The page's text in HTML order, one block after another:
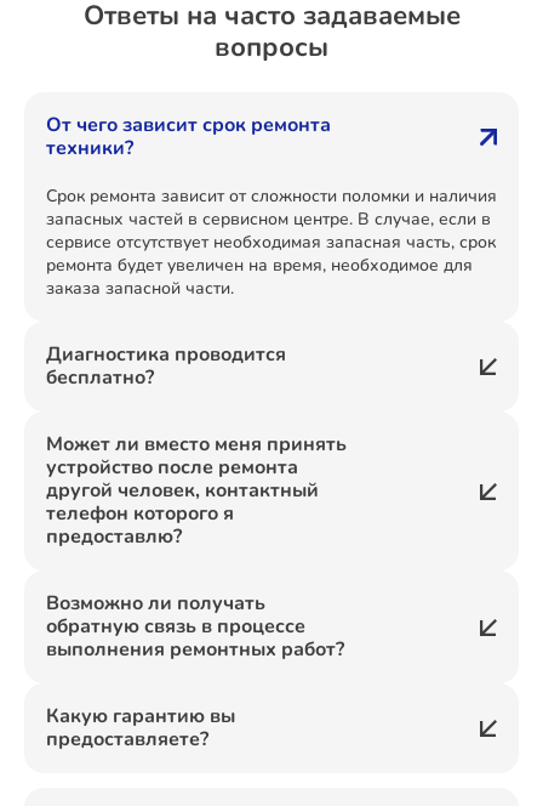
Ответы на часто задаваемые
вопросы
От чего зависит срок ремонта
техники?
Срок ремонта зависит от сложности поломки и наличия
запасных частей в сервисном центре. В случае, если в
сервисе отсутствует необходимая запасная часть, срок
ремонта будет увеличен на время, необходимое для
заказа запасной части.
Диагностика проводится
бесплатно?
Может ли вместо меня принять
устройство после ремонта
другой человек, контактный
телефон которого я
предоставлю?
Возможно ли получать
обратную связь в процессе
выполнения ремонтных работ?
Какую гарантию вы
предоставляете?